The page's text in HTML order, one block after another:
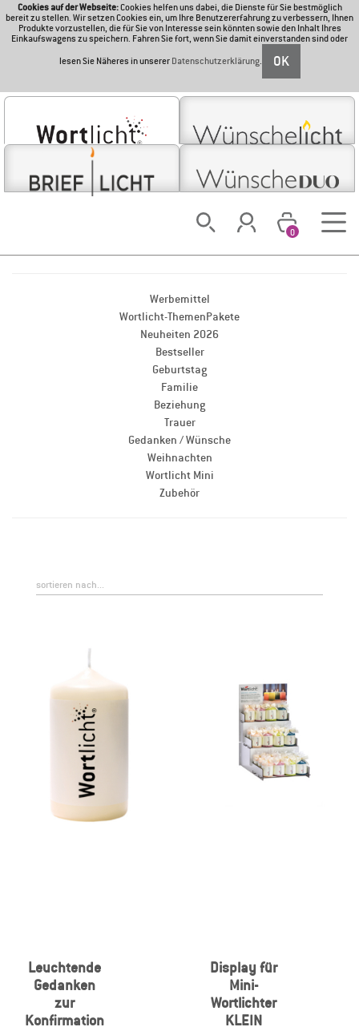
Cookies auf der Webseite:Cookies helfen uns dabei, die Dienste für Sie bestmöglich
bereit zu stellen. Wir setzen Cookies ein, um Ihre Benutzererfahrung zu verbessern, Ihnen
Produkte vorzustellen, die für Sie von Interesse sein könnten sowie den Inhalt Ihres
Einkaufswagens zu speichern. Fahren Sie fort, wenn Sie damit einverstanden sind oder
lesen Sie Näheres in unsererDatenschutzerklärung. OK
0
Werbemittel
Wortlicht-ThemenPakete
Neuheiten 2026
Bestseller
Geburtstag
Familie
Beziehung
Trauer
Gedanken / Wünsche
Weihnachten
Wortlicht Mini
Zubehör
Leuchtende
Gedanken
zur
Konfirmation
Display für
Mini-
Wortlichter
KLEIN